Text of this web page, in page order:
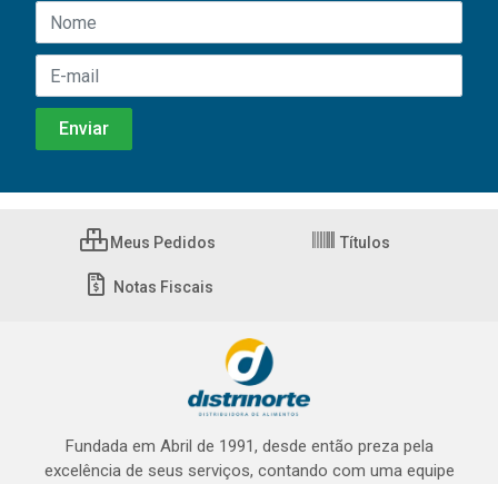
Meus Pedidos Títulos
Notas Fiscais
Fundada em Abril de 1991, desde então preza pela
excelência de seus serviços, contando com uma equipe